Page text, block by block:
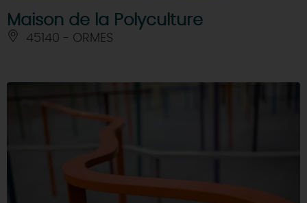
Maison de la Polyculture
45140 - ORMES